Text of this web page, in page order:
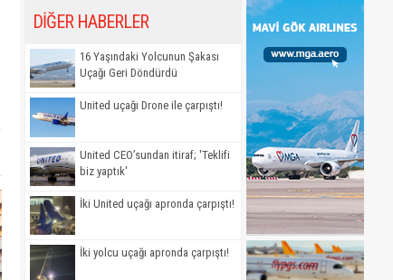
DİĞER HABERLER
16 Yaşındaki Yolcunun Şakası
Uçağı Geri Döndürdü
United uçağı Drone ile çarpıştı!
United CEO’sundan itiraf; 'Teklifi
biz yaptık'
İki United uçağı apronda çarpıştı!
İki yolcu uçağı apronda çarpıştı!